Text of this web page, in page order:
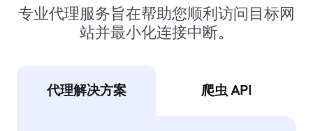
专业代理服务旨在帮助您顺利访问目标网
站并最小化连接中断。
代理解决方案 爬虫 API